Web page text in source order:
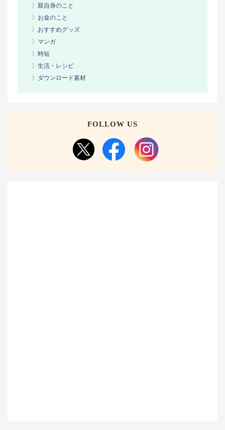
〉親自身のこと
〉お金のこと
〉おすすめグッズ
〉マンガ
〉時短
〉生活・レシピ
〉ダウンロード素材
FOLLOW US